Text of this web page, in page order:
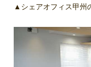
▲シェアオフィス甲州